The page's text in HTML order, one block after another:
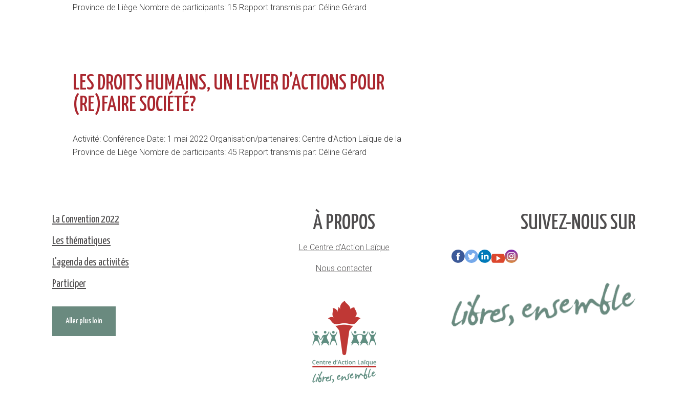
Province de Liège Nombre de participants: 15 Rapport transmis par: Céline Gérard
LES DROITS HUMAINS, UN LEVIER D’ACTIONS POUR
(RE)FAIRE SOCIÉTÉ?
Activité: Conférence Date: 1 mai 2022 Organisation/partenaires: Centre d’Action Laïque de la
Province de Liège Nombre de participants: 45 Rapport transmis par: Céline Gérard
La Convention 2022
Les thématiques
L'agenda des activités
Participer
Aller plus loin
À PROPOS
Le Centre d'Action Laïque
Nous contacter
SUIVEZ-NOUS SUR